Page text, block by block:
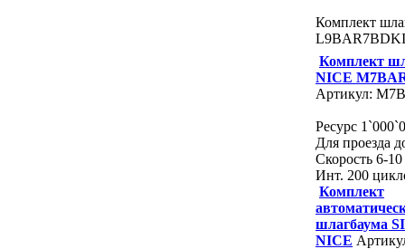
Комплект
Комплект
NICE
Артикул:
Ресурс
Для проезда
Скорость 6-10
Инт. 200
Комплект
шлагбаума
NICE